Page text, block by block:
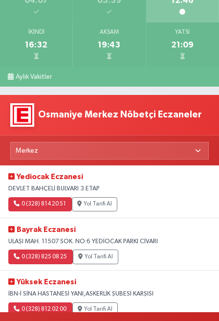
İKINDI
16:32
AKŞAM
19:43
YATSI
21:09
Aylık Vakitler
Osmaniye Merkez Nöbetçi Eczaneler
Yediocak Eczanesi
DEVLET BAHÇELİ BULVARI 3.ETAP
0 (328) 814 20 51 Yol Tarifi Al
Bayrak Eczanesi
ULAŞI MAH. 11507 SOK. NO:6 YEDİOCAK PARKI CİVARI
0 (328) 825 08 25 Yol Tarifi Al
Yüksek Eczanesi
İBN-İ SİNA HASTANESİ YANI,ASKERLİK ŞUBESİ KARŞISI
0 (328) 812 02 00 Yol Tarifi Al